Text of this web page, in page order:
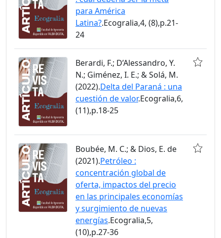
para América
Latina?.Ecogralia,4, (8),p.21-
24
Berardi, F.; D’Alessandro, Y.
N.; Giménez, I. E.; & Solá, M.
(2022).Delta del Paraná : una
cuestión de valor.Ecogralia,6,
(11),p.18-25
Boubée, M. C.; & Dios, E. de
(2021).Petróleo :
concentración global de
oferta, impactos del precio
en las principales economías
y surgimiento de nuevas
energías.Ecogralia,5,
(10),p.27-36